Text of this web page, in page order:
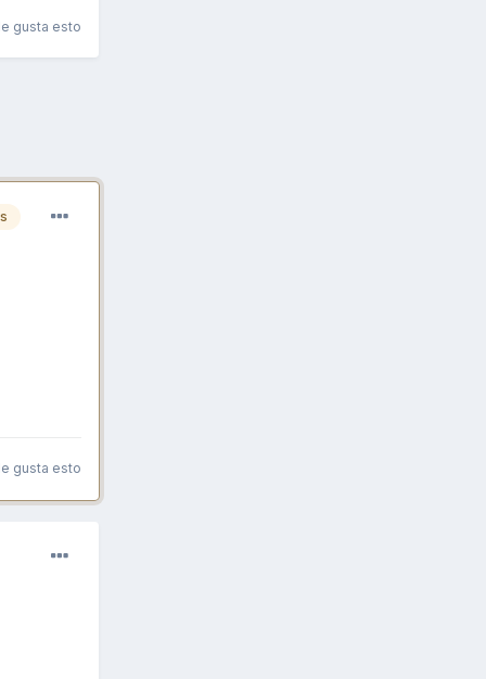
le gusta esto
le gusta esto